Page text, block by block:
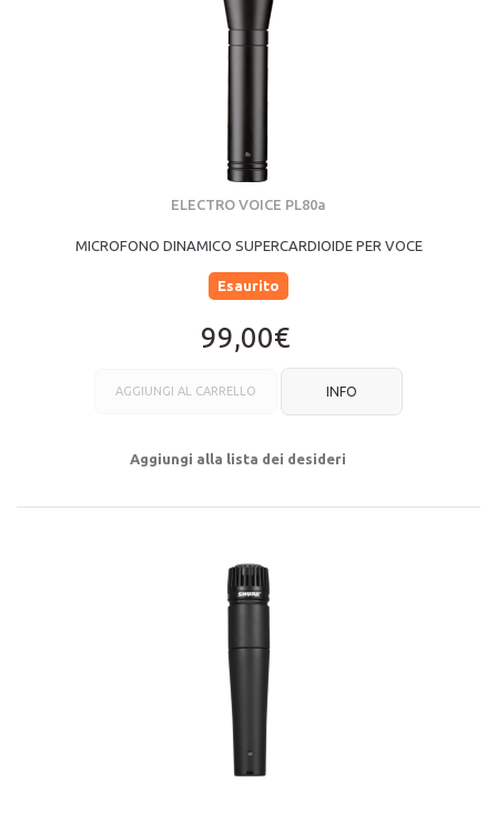
ELECTRO VOICE PL80a
MICROFONO DINAMICO SUPERCARDIOIDE PER VOCE
Esaurito
99,00€
AGGIUNGI AL CARRELLO INFO
Aggiungi alla lista dei desideri